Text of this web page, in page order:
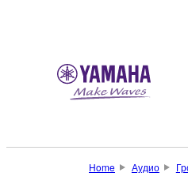
Home Аудио